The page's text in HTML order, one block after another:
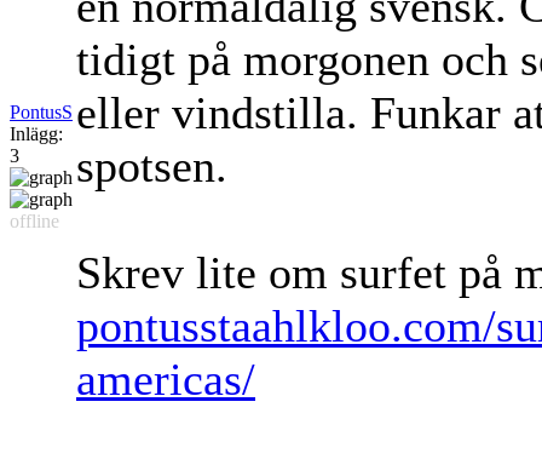
PontusS
Inlägg:
3
offline
tidigt på morgonen och
eller vindstilla. Funkar
spotsen.
Skrev lite om surfet på
pontusstaahlkloo.com/
americas/